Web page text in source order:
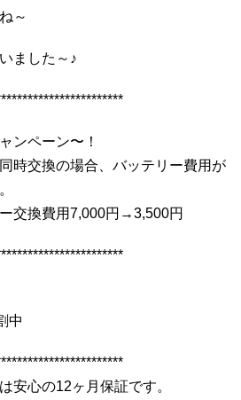
～
ました～♪
ンペーン〜！
時交換の場合、バッテリー費用が
交換費用7,000円→3,500円
中
安心の12ヶ月保証です。